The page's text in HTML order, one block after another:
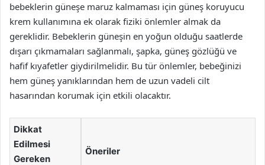
bebeklerin güneşe maruz kalmaması için güneş koruyucu
krem kullanımına ek olarak fiziki önlemler almak da
gereklidir. Bebeklerin güneşin en yoğun olduğu saatlerde
dışarı çıkmamaları sağlanmalı, şapka, güneş gözlüğü ve
hafif kıyafetler giydirilmelidir. Bu tür önlemler, bebeğinizi
hem güneş yanıklarından hem de uzun vadeli cilt
hasarından korumak için etkili olacaktır.
Dikkat
Edilmesi
Gereken
Öneriler